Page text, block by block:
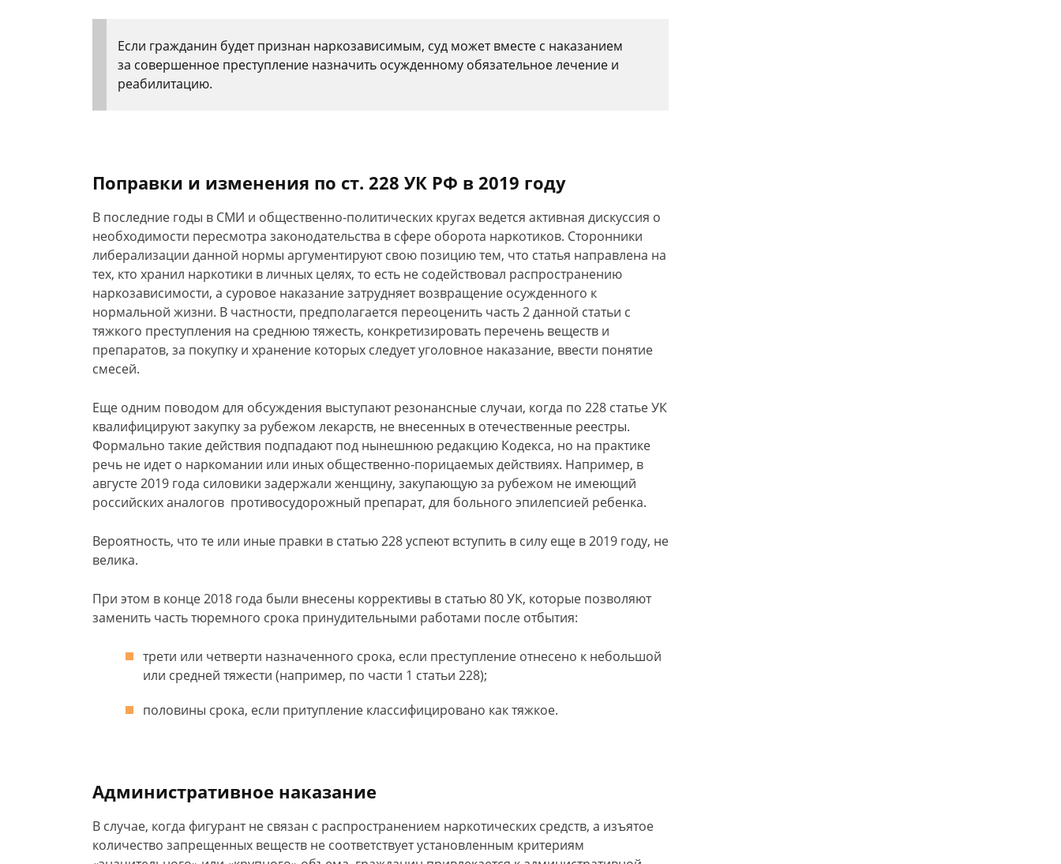
Если гражданин будет признан наркозависимым, суд может вместе с наказанием
за совершенное преступление назначить осужденному обязательное лечение и
реабилитацию.
Поправки и изменения по ст. 228 УК РФ в 2019 году
В последние годы в СМИ и общественно-политических кругах ведется активная дискуссия о
необходимости пересмотра законодательства в сфере оборота наркотиков. Сторонники
либерализации данной нормы аргументируют свою позицию тем, что статья направлена на
тех, кто хранил наркотики в личных целях, то есть не содействовал распространению
наркозависимости, а суровое наказание затрудняет возвращение осужденного к
нормальной жизни. В частности, предполагается переоценить часть 2 данной статьи с
тяжкого преступления на среднюю тяжесть, конкретизировать перечень веществ и
препаратов, за покупку и хранение которых следует уголовное наказание, ввести понятие
смесей.
Еще одним поводом для обсуждения выступают резонансные случаи, когда по 228 статье УК
квалифицируют закупку за рубежом лекарств, не внесенных в отечественные реестры.
Формально такие действия подпадают под нынешнюю редакцию Кодекса, но на практике
речь не идет о наркомании или иных общественно-порицаемых действиях. Например, в
августе 2019 года силовики задержали женщину, закупающую за рубежом не имеющий
российских аналогов противосудорожный препарат, для больного эпилепсией ребенка.
Вероятность, что те или иные правки в статью 228 успеют вступить в силу еще в 2019 году, не
велика.
При этом в конце 2018 года были внесены коррективы в статью 80 УК, которые позволяют
заменить часть тюремного срока принудительными работами после отбытия:
трети или четверти назначенного срока, если преступление отнесено к небольшой
или средней тяжести (например, по части 1 статьи 228);
половины срока, если притупление классифицировано как тяжкое.
Административное наказание
В случае, когда фигурант не связан с распространением наркотических средств, а изъятое
количество запрещенных веществ не соответствует установленным критериям